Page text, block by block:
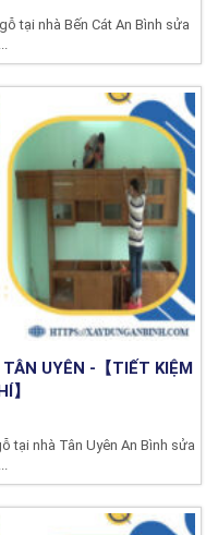
tại nhà Bến Cát An Bình sửa
UYÊN -【TIẾT KIỆM
】
tại nhà Tân Uyên An Bình sửa